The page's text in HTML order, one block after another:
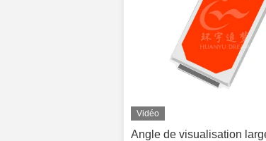
Vidéo
Angle de visualisation